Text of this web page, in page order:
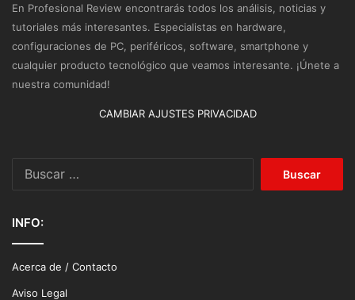
En Profesional Review encontrarás todos los análisis, noticias y
tutoriales más interesantes. Especialistas en hardware,
configuraciones de PC, periféricos, software, smartphone y
cualquier producto tecnológico que veamos interesante. ¡Únete a
nuestra comunidad!
CAMBIAR AJUSTES PRIVACIDAD
INFO:
Acerca de / Contacto
Aviso Legal